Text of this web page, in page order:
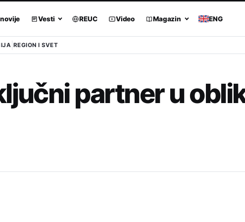
Vesti REUC Video Magazin ENG
REGION I SVET
partner u